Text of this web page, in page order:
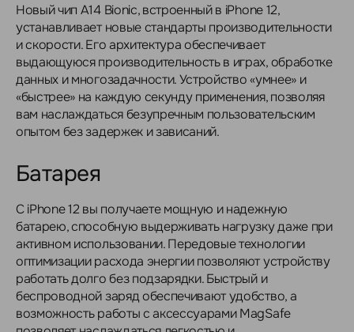
Новый чип A14 Bionic, встроенный в iPhone 12,
устанавливает новые стандарты производительности
и скорости. Его архитектура обеспечивает
выдающуюся производительность в играх, обработке
данных и многозадачности. Устройство «умнее» и
«быстрее» на каждую секунду применения, позволяя
вам наслаждаться безупречным пользовательским
опытом без задержек и зависаний.
Батарея
С iPhone 12 вы получаете мощную и надежную
батарею, способную выдерживать нагрузку даже при
активном использовании. Передовые технологии
оптимизации расхода энергии позволяют устройству
работать долго без подзарядки. Быстрый и
беспроводной заряд обеспечивают удобство, а
возможность работы с аксессуарами MagSafe